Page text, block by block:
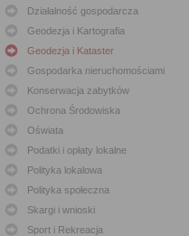
Działalność gospodarcza
Geodezja i Kartografia
Geodezja i Kataster
Gospodarka nieruchomościami
Konserwacja zabytków
Ochrona Środowiska
Oświata
Podatki i opłaty lokalne
Polityka lokalowa
Polityka społeczna
Skargi i wnioski
Sport i Rekreacja